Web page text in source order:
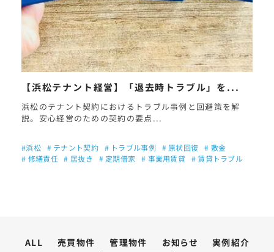
【浜松テナント経営】「退去時トラブル」を...
浜松のテナント契約におけるトラブル事例と回避策を解
説。安心経営のための契約の要点...
#浜松 # テナント契約 # トラブル事例 # 原状回復 # 敷金
# 修繕責任 # 居抜き # 定期借家 # 事業用賃貸 # 賃貸トラブル
ALL 売買物件 管理物件 お知らせ
実例紹介